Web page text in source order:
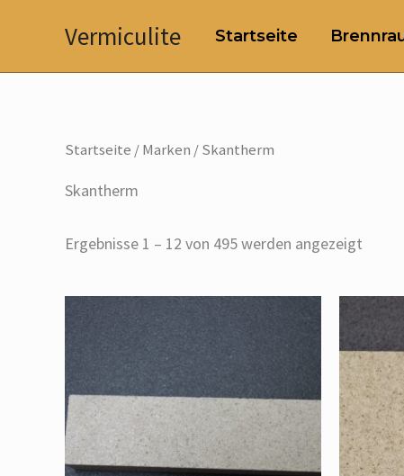
Vermiculite Startseite
Startseite / Marken / Skantherm
Skantherm
Ergebnisse 1 – 12 von 495 werden angezeigt